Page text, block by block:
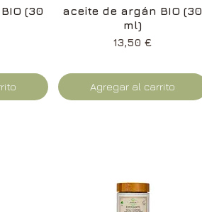
(30
Vista rápida
aceite de argán BIO (30
ml)
Precio
13,50 €
Agregar al carrito